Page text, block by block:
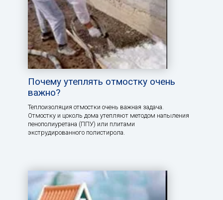
Почему утеплять отмостку очень
важно?
Теплоизоляция отмостки очень важная задача.
Отмостку и цоколь дома утепляют методом напыления
пенополиуретана (ППУ) или плитами
экструдированного полистирола.